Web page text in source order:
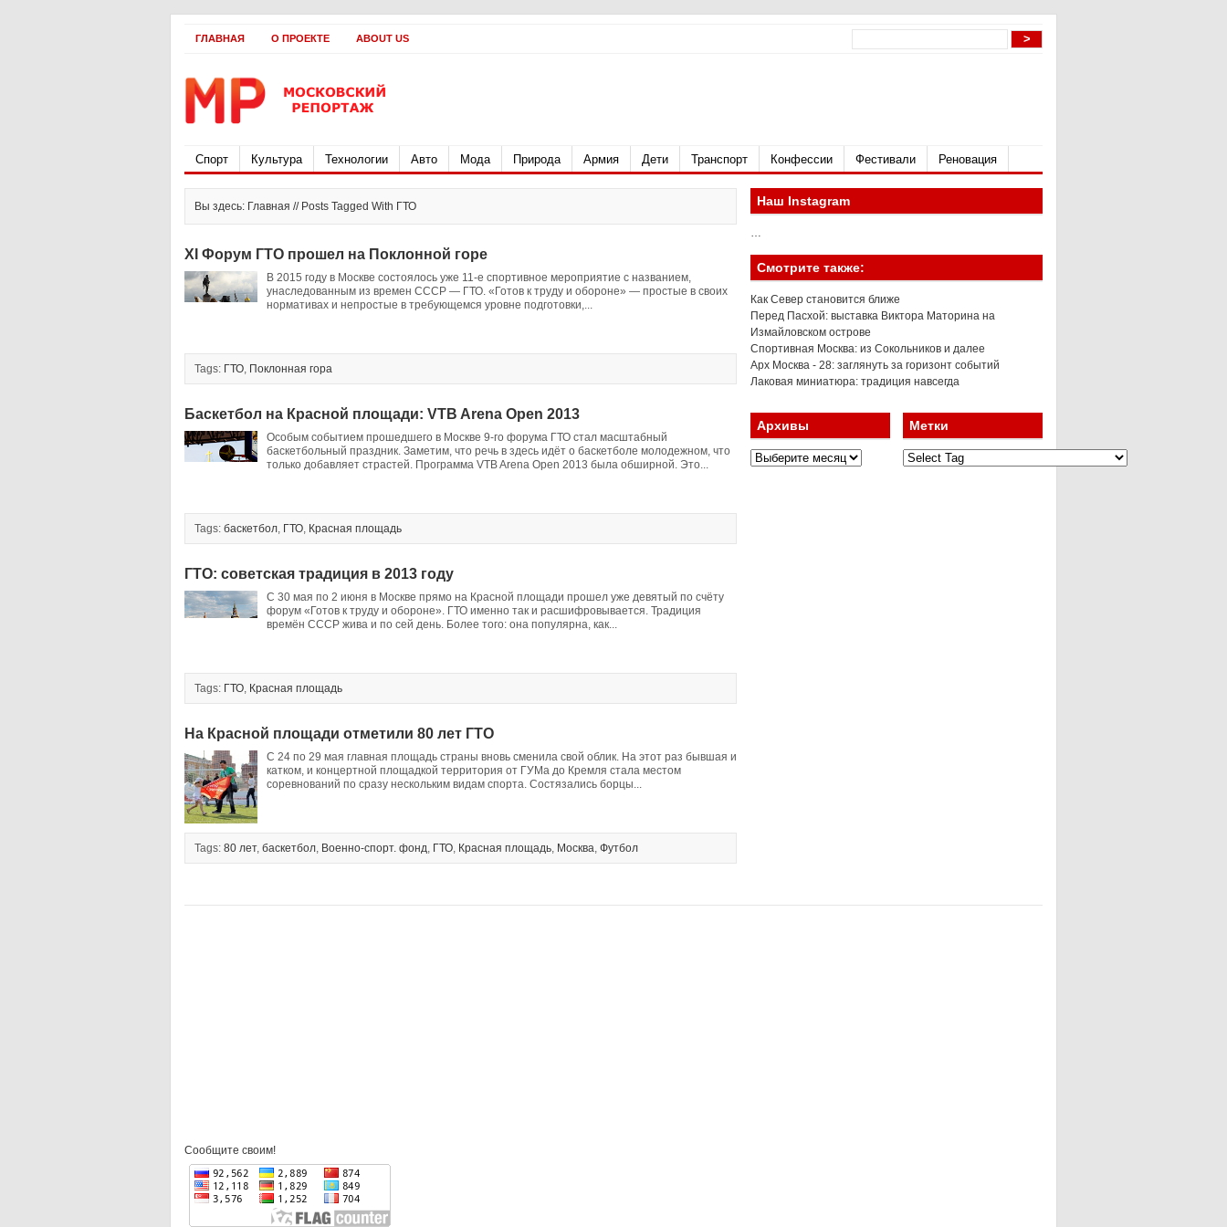
ГЛАВНАЯ О ПРОЕКТЕ ABOUT US
Спорт Культура Технологии Авто Мода Природа Армия Дети Транспорт Конфессии Фестивали Реновация
Вы здесь: Главная // Posts Tagged With ГТО
XI Форум ГТО прошел на Поклонной горе
В 2015 году в Москве состоялось уже 11-е спортивное мероприятие с названием,
унаследованным из времен СССР — ГТО. «Готов к труду и обороне» — простые в своих
нормативах и непростые в требующемся уровне подготовки,...
Tags: ГТО, Поклонная гора
Баскетбол на Красной площади: VTB Arena Open 2013
Особым событием прошедшего в Москве 9-го форума ГТО стал масштабный
баскетбольный праздник. Заметим, что речь в здесь идёт о баскетболе молодежном, что
только добавляет страстей. Программа VTB Arena Open 2013 была обширной. Это...
Tags: баскетбол, ГТО, Красная площадь
ГТО: советская традиция в 2013 году
С 30 мая по 2 июня в Москве прямо на Красной площади прошел уже девятый по счёту
форум «Готов к труду и обороне». ГТО именно так и расшифровывается. Традиция
времён СССР жива и по сей день. Более того: она популярна, как...
Tags: ГТО, Красная площадь
На Красной площади отметили 80 лет ГТО
С 24 по 29 мая главная площадь страны вновь сменила свой облик. На этот раз бывшая и
катком, и концертной площадкой территория от ГУМа до Кремля стала местом
соревнований по сразу нескольким видам спорта. Состязались борцы...
Tags: 80 лет, баскетбол, Военно-спорт. фонд, ГТО, Красная площадь, Москва, Футбол
Наш Instagram
…
Смотрите также:
Как Север становится ближе
Перед Пасхой: выставка Виктора Маторина на
Измайловском острове
Спортивная Москва: из Сокольников и далее
Арх Москва - 28: заглянуть за горизонт событий
Лаковая миниатюра: традиция навсегда
Архивы Метки
Сообщите своим!